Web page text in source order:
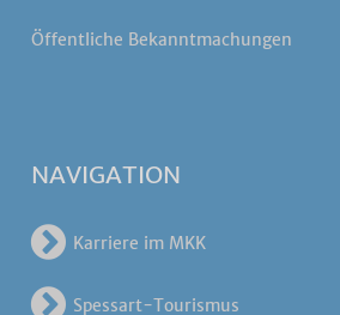
Öffentliche Bekanntmachungen
NAVIGATION
Karriere im MKK
Spessart-Tourismus